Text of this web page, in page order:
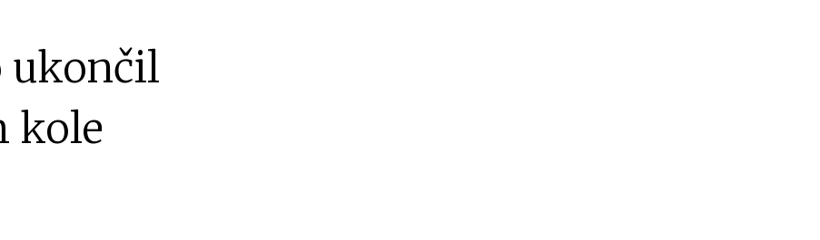
ukončil
kole